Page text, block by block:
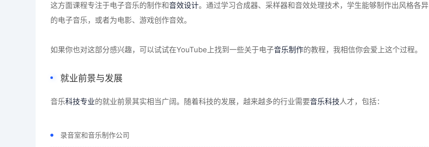
这方面课程专注于电子音乐的制作和音效设计。通过学习合成器、采样器和音效处理技术，学生能够制作出风格各异
的电子音乐，或者为电影、游戏创作音效。
如果你也对这部分感兴趣，可以试试在YouTube上找到一些关于电子音乐制作的教程，我相信你会爱上这个过程。
就业前景与发展
音乐科技专业的就业前景其实相当广阔。随着科技的发展，越来越多的行业需要音乐科技人才，包括：
录音室和音乐制作公司